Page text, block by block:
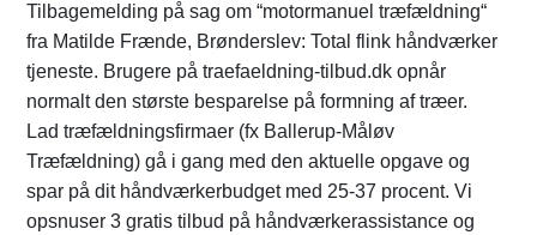
Tilbagemelding på sag om “motormanuel træfældning“
fra Matilde Frænde, Brønderslev: Total flink håndværker
tjeneste. Brugere på traefaeldning-tilbud.dk opnår
normalt den største besparelse på formning af træer.
Lad træfældningsfirmaer (fx Ballerup-Måløv
Træfældning) gå i gang med den aktuelle opgave og
spar på dit håndværkerbudget med 25-37 procent. Vi
opsnuser 3 gratis tilbud på håndværkerassistance og